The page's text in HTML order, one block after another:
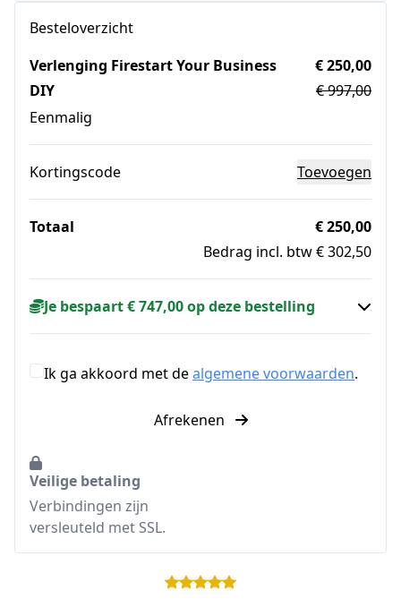
Besteloverzicht
Verlenging Firestart Your Business
DIY
Eenmalig
€ 250,00
€ 997,00
Kortingscode Toevoegen
Totaal
€ 250,00
Bedrag incl. btw € 302,50
Je bespaart € 747,00 op deze bestelling
Ik ga akkoord met dealgemene voorwaarden.
Afrekenen
Veilige betaling
Verbindingen zijn
versleuteld met SSL.